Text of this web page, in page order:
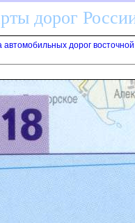
дорог
дорог